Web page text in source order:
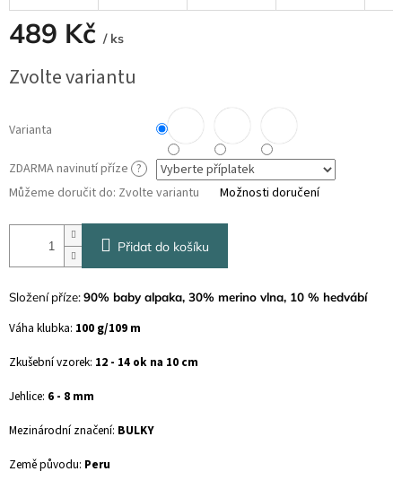
489 Kč / ks
cena:
Zvolte variantu
Varianta
ZDARMA navinutí příze ?
Můžeme doručit do: Zvolte variantu Možnosti doručení
Přidat do košíku
Složení příze:90% baby alpaka, 30% merino vlna, 10 % hedvábí
Váha klubka: 100 g/109 m
Zkušební vzorek: 12 - 14 ok na 10 cm
Jehlice: 6 - 8 mm
Mezinárodní značení: BULKY
Země původu: Peru